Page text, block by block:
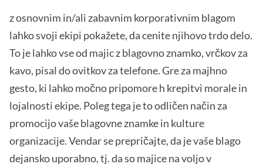
z osnovnim in/ali zabavnim korporativnim blagom
lahko svoji ekipi pokažete, da cenite njihovo trdo delo.
To je lahko vse od majic z blagovno znamko, vrčkov za
kavo, pisal do ovitkov za telefone. Gre za majhno
gesto, ki lahko močno pripomore h krepitvi morale in
lojalnosti ekipe. Poleg tega je to odličen način za
promocijo vaše blagovne znamke in kulture
organizacije. Vendar se prepričajte, da je vaše blago
dejansko uporabno, tj. da so majice na voljo v